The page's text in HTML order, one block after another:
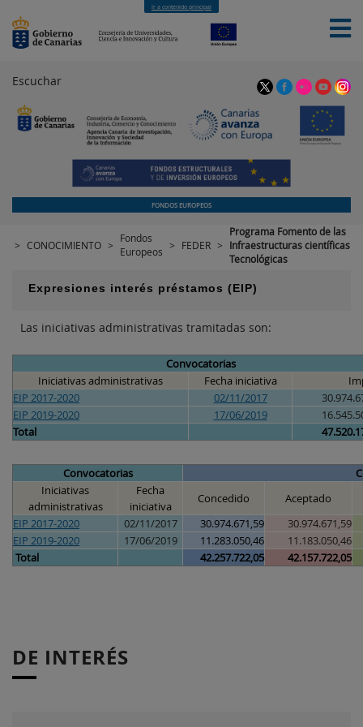
Ir a contenido principal
Escuchar
FONDOS EUROPEOS
> CONOCIMIENTO >
Fondos
Europeos > FEDER >
Programa Fomento de las
Infraestructuras científicas
Tecnológicas
Expresiones interés préstamos (EIP)
Las iniciativas administrativas tramitadas son:
Convocatorias
Iniciativas administrativas
Fecha iniciativa
EIP 2017-2020
02/11/2017
EIP 2019-2020
17/06/2019
Total
Convocatorias
Iniciativas
administrativas
Fecha
iniciativa
Concedido
Aceptado
EIP 2017-2020
02/11/2017 30.974.671,59
30.974.671,59
EIP 2019-2020
17/06/2019 11.283.050,46
11.183.050,46
Total
42.257.722,05 42.157.722,05
DE INTERÉS